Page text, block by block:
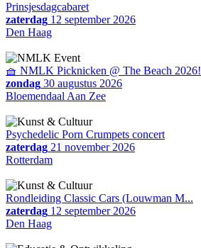
Prinsjesdagcabaret
zaterdag 12 september 2026
Den Haag
🧺 NMLK Picknicken @ The Beach 2026!
zondag 30 augustus 2026
Bloemendaal Aan Zee
Psychedelic Porn Crumpets concert
zaterdag 21 november 2026
Rotterdam
Rondleiding Classic Cars (Louwman M...
zaterdag 12 september 2026
Den Haag